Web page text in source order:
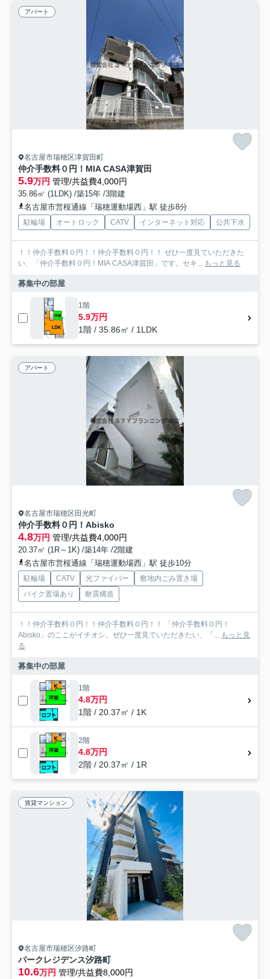
アパート
名古屋市瑞穂区津賀田町
仲介手数料０円！MIA CASA津賀田
5.9万円 管理/共益費4,000円
35.86㎡ (1LDK) /築15年 /3階建
名古屋市営桜通線「瑞穂運動場西」駅 徒歩8分
駐輪場 オートロック CATV インターネット対応 公共下水
！！仲介手数料０円！！仲介手数料０円！！ ぜひ一度見ていただきた
い、「仲介手数料０円！MIA CASA津賀田」です。セキ... もっと見る
募集中の部屋
1階
5.9万円
1階 / 35.86㎡ / 1LDK
アパート
名古屋市瑞穂区田光町
仲介手数料０円！Abisko
4.8万円 管理/共益費4,000円
20.37㎡ (1R～1K) /築14年 /2階建
名古屋市営桜通線「瑞穂運動場西」駅 徒歩10分
駐輪場 CATV 光ファイバー
敷地内ごみ置き場
バイク置場あり
耐震構造
！！仲介手数料０円！！仲介手数料０円！！ 「仲介手数料０円！
Abisko」のここがイチオシ。ぜひ一度見ていただきたい、「... もっと見
る
募集中の部屋
1階
4.8万円
1階 / 20.37㎡ / 1K
2階
4.8万円
2階 / 20.37㎡ / 1R
賃貸マンション
名古屋市瑞穂区汐路町
パークレジデンス汐路町
10.6万円 管理/共益費8,000円